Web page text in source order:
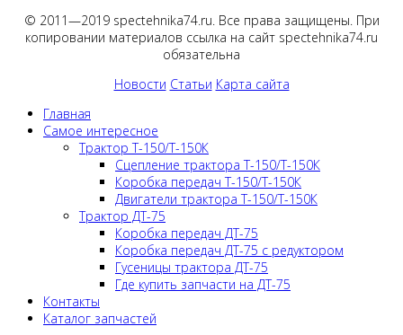
© 2011—2019 spectehnika74.ru. Все права защищены. При
копировании материалов ссылка на сайт spectehnika74.ru
обязательна
Новости Статьи Карта сайта
Главная
Самое интересное
Трактор Т-150/Т-150К
Сцепление трактора Т-150/Т-150К
Коробка передач Т-150/Т-150К
Двигатели трактора Т-150/Т-150К
Трактор ДТ-75
Коробка передач ДТ-75
Коробка передач ДТ-75 с редуктором
Гусеницы трактора ДТ-75
Где купить запчасти на ДТ-75
Контакты
Каталог запчастей